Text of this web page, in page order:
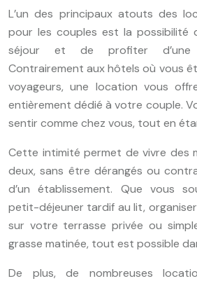
L’un des principaux atouts des
pour les couples est la possibilité
séjour et de profiter d’une
Contrairement aux hôtels où vous
voyageurs, une location vous
entièrement dédié à votre couple.
sentir comme chez vous, tout en
Cette intimité permet de vivre des
deux, sans être dérangés ou
d’un établissement. Que vous
petit-déjeuner tardif au lit,
sur votre terrasse privée ou
grasse matinée, tout est possible
De plus, de nombreuses